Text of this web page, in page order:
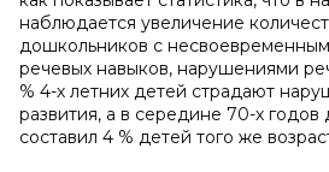
наблюдается увеличение
дошкольников с
речевых навыков, нарушениями
% 4-х летних детей страдают
развития, а в середине 70-х
составил 4 % детей того же